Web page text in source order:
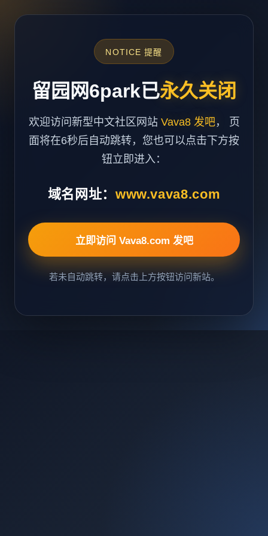
NOTICE 提醒
留园网6park已永久关闭
欢迎访问新型中文社区网站 Vava8 发吧， 页
面将在6秒后自动跳转，您也可以点击下方按
钮立即进入：
域名网址： www.vava8.com
立即访问 Vava8.com 发吧
若未自动跳转，请点击上方按钮访问新站。